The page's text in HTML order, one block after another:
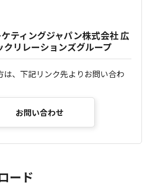
ティングジャパン株式会社 広
クリレーションズグループ
は、下記リンク先よりお問い合わ
お問い合わせ
ード